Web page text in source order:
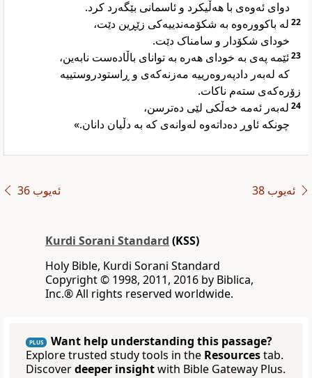
دوای ئەوەی با هەڵیکرد و ئاسمانی بێگەرد کرد.
22 لە باکوورەوە بە شکۆمەندییەکی زێڕین دێت،
خودای شکۆدار و سامناک دێت.
23ئێمە پەی بە خودای هەرە بە توانای باڵادەست نابەین،
کە لەبەر دادپەروەرییە مەزنەکەی و ڕاستودروستییە
زۆرەکەی ستەم ناکات.
24 لەبەر ئەمە خەڵکی لێی دەترسن،
چونکە ئاوڕ دەداتەوە لەوانەی کە بە دڵیان دانان.»
ئەیوب 36 ئەیوب 38
Kurdi Sorani Standard (KSS)
Holy Bible, Kurdi Sorani Standard
‪Copyright © 1998, 2011, 2016 by Biblica,
Inc‎.‎®‎‎ ‪All rights reserved worldwide‎.
PLUS
Want help understanding this passage?
Explore trusted study tools in the Resourcestab.
Discoverdeeper insightwith Bible Gateway Plus.